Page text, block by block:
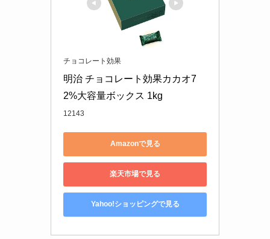
パグを飼ってはいけない理由は？後悔した
人の口コミやデメリットを紹介！
マンチカンを飼ってはいけない理由は？後
悔した人の口コミやデメリットを紹介！
チョコレート効果
明治 チョコレート効果カカオ7
2%大容量ボックス 1kg
12143
Amazonで見る
楽天市場で見る
Yahoo!ショッピングで見る